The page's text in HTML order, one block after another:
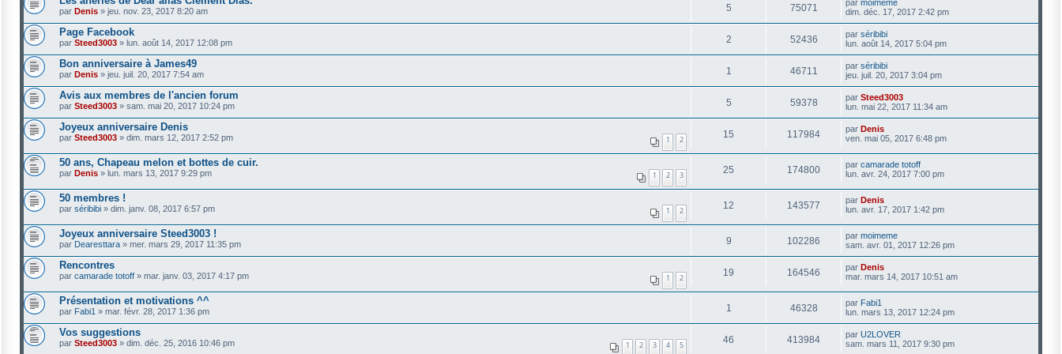
par Denis » jeu. nov. 23, 2017 8:20 am 5 75071 par moimeme
dim. déc. 17, 2017 2:42 pm
Page Facebook
par Steed3003 » lun. août 14, 2017 12:08 pm 2 52436 par séribibi
lun. août 14, 2017 5:04 pm
Bon anniversaire à James49
par Denis » jeu. juil. 20, 2017 7:54 am 1 46711 par séribibi
jeu. juil. 20, 2017 3:04 pm
Avis aux membres de l'ancien forum
par Steed3003 » sam. mai 20, 2017 10:24 pm 5 59378 par Steed3003
lun. mai 22, 2017 11:34 am
Joyeux anniversaire Denis
par Steed3003 » dim. mars 12, 2017 2:52 pm 1 2 15 117984 par Denis
ven. mai 05, 2017 6:48 pm
50 ans, Chapeau melon et bottes de cuir.
par Denis » lun. mars 13, 2017 9:29 pm 1 2 3 25 174800 par camarade totoff
lun. avr. 24, 2017 7:00 pm
50 membres !
par séribibi » dim. janv. 08, 2017 6:57 pm 1 2 12 143577 par Denis
lun. avr. 17, 2017 1:42 pm
Joyeux anniversaire Steed3003 !
par Dearesttara » mer. mars 29, 2017 11:35 pm 9 102286 par moimeme
sam. avr. 01, 2017 12:26 pm
Rencontres
par camarade totoff » mar. janv. 03, 2017 4:17 pm 1 2 19 164546 par Denis
mar. mars 14, 2017 10:51 am
Présentation et motivations ^^
par Fabi1 » mar. févr. 28, 2017 1:36 pm 1 46328 par Fabi1
lun. mars 13, 2017 12:24 pm
Vos suggestions
par Steed3003 » dim. déc. 25, 2016 10:46 pm 1 2 3 4 5 46 413984 par U2LOVER
sam. mars 11, 2017 9:30 pm